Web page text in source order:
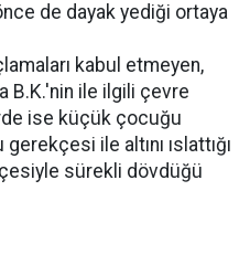
de dayak yediği ortaya
kabul etmeyen,
B.K.'nin ile ilgili çevre
ise küçük çocuğu
ile altını ıslattığı
sürekli dövdüğü